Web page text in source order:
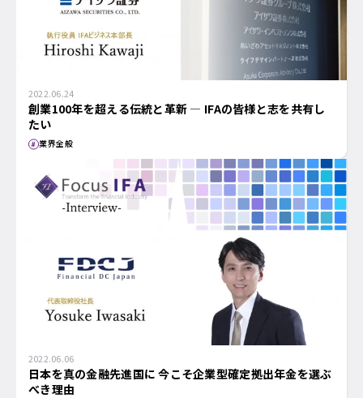
2022.06.24
創業100年を超える伝統と革新 ― IFAの皆様と志を共有し
たい
業界全般
2022.06.06
日本を真の金融先進国に 今こそ企業型確定拠出年金を選ぶ
べき理由